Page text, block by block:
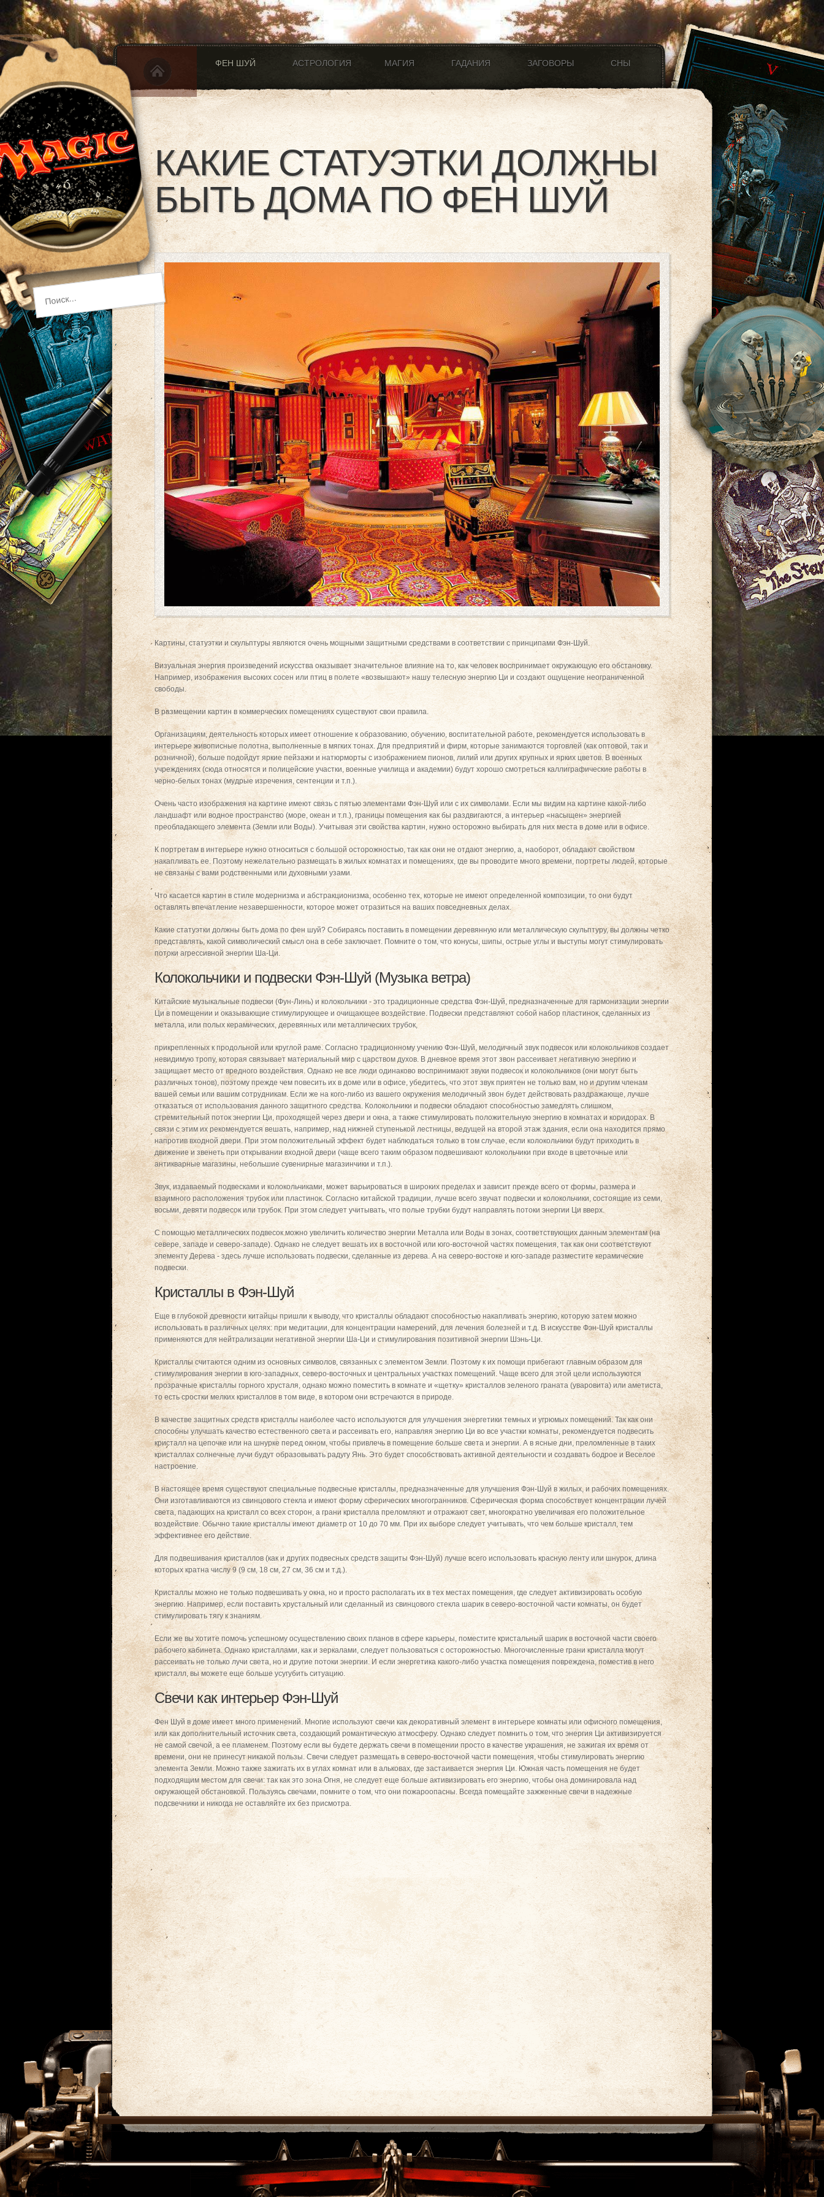
ФЕН ШУЙ АСТРОЛОГИЯ МАГИЯ ГАДАНИЯ ЗАГОВОРЫ СНЫ
КАКИЕ СТАТУЭТКИ ДОЛЖНЫ
БЫТЬ ДОМА ПО ФЕН ШУЙ
Картины, статуэтки и скульптуры являются очень мощными защитными средствами в соответствии с принципами Фэн-Шуй.
Визуальная энергия произведений искусства оказывает значительное влияние на то, как человек воспринимает окружающую его обстановку.
Например, изображения высоких сосен или птиц в полете «возвышают» нашу телесную энергию Ци и создают ощущение неограниченной
свободы.
В размещении картин в коммерческих помещениях существуют свои правила.
Организациям, деятельность которых имеет отношение к образованию, обучению, воспитательной работе, рекомендуется использовать в
интерьере живописные полотна, выполненные в мягких тонах. Для предприятий и фирм, которые занимаются торговлей (как оптовой, так и
розничной), больше подойдут яркие пейзажи и натюрморты с изображением пионов, лилий или других крупных и ярких цветов. В военных
учреждениях (сюда относятся и полицейские участки, военные училища и академии) будут хорошо смотреться каллиграфические работы в
черно-белых тонах (мудрые изречения, сентенции и т.п.).
Очень часто изображения на картине имеют связь с пятью элементами Фэн-Шуй или с их символами. Если мы видим на картине какой-либо
ландшафт или водное пространство (море, океан и т.п.), границы помещения как бы раздвигаются, а интерьер «насыщен» энергией
преобладающего элемента (Земли или Воды). Учитывая эти свойства картин, нужно осторожно выбирать для них места в доме или в офисе.
К портретам в интерьере нужно относиться с большой осторожностью, так как они не отдают энергию, а, наоборот, обладают свойством
накапливать ее. Поэтому нежелательно размещать в жилых комнатах и помещениях, где вы проводите много времени, портреты людей, которые
не связаны с вами родственными или духовными узами.
Что касается картин в стиле модернизма и абстракционизма, особенно тех, которые не имеют определенной композиции, то они будут
оставлять впечатление незавершенности, которое может отразиться на ваших повседневных делах.
Какие статуэтки должны быть дома по фен шуй? Собираясь поставить в помещении деревянную или металлическую скульптуру, вы должны четко
представлять, какой символический смысл она в себе заключает. Помните о том, что конусы, шипы, острые углы и выступы могут стимулировать
потоки агрессивной энергии Ша-Ци.
Колокольчики и подвески Фэн-Шуй (Музыка ветра)
Китайские музыкальные подвески (Фун-Линь) и колокольчики - это традиционные средства Фэн-Шуй, предназначенные для гармонизации энергии
Ци в помещении и оказывающие стимулирующее и очищающее воздействие. Подвески представляют собой набор пластинок, сделанных из
металла, или полых керамических, деревянных или металлических трубок,
прикрепленных к продольной или круглой раме. Согласно традиционному учению Фэн-Шуй, мелодичный звук подвесок или колокольчиков создает
невидимую тропу, которая связывает материальный мир с царством духов. В дневное время этот звон рассеивает негативную энергию и
защищает место от вредного воздействия. Однако не все люди одинаково воспринимают звуки подвесок и колокольчиков (они могут быть
различных тонов), поэтому прежде чем повесить их в доме или в офисе, убедитесь, что этот звук приятен не только вам, но и другим членам
вашей семьи или вашим сотрудникам. Если же на кого-либо из вашего окружения мелодичный звон будет действовать раздражающе, лучше
отказаться от использования данного защитного средства. Колокольчики и подвески обладают способностью замедлять слишком,
стремительный поток энергии Ци, проходящей через двери и окна, а также стимулировать положительную энергию в комнатах и коридорах. В
связи с этим их рекомендуется вешать, например, над нижней ступенькой лестницы, ведущей на второй этаж здания, если она находится прямо
напротив входной двери. При этом положительный эффект будет наблюдаться только в том случае, если колокольчики будут приходить в
движение и звенеть при открывании входной двери (чаще всего таким образом подвешивают колокольчики при входе в цветочные или
антикварные магазины, небольшие сувенирные магазинчики и т.п.).
Звук, издаваемый подвесками и колокольчиками, может варьироваться в широких пределах и зависит прежде всего от формы, размера и
взаимного расположения трубок или пластинок. Согласно китайской традиции, лучше всего звучат подвески и колокольчики, состоящие из семи,
восьми, девяти подвесок или трубок. При этом следует учитывать, что полые трубки будут направлять потоки энергии Ци вверх.
С помощью металлических подвесок можно увеличить количество энергии Металла или Воды в зонах, соответствующих данным элементам (на
севере, западе и северо-западе). Однако не следует вешать их в восточной или юго-восточной частях помещения, так как они соответствуют
элементу Дерева - здесь лучше использовать подвески, сделанные из дерева. А на северо-востоке и юго-западе разместите керамические
подвески.
Кристаллы в Фэн-Шуй
Еще в глубокой древности китайцы пришли к выводу, что кристаллы обладают способностью накапливать энергию, которую затем можно
использовать в различных целях: при медитации, для концентрации намерений, для лечения болезней и т.д. В искусстве Фэн-Шуй кристаллы
применяются для нейтрализации негативной энергии Ша-Ци и стимулирования позитивной энергии Шэнь-Ци.
Кристаллы считаются одним из основных символов, связанных с элементом Земли. Поэтому к их помощи прибегают главным образом для
стимулирования энергии в юго-западных, северо-восточных и центральных участках помещений. Чаще всего для этой цели используются
прозрачные кристаллы горного хрусталя, однако можно поместить в комнате и «щетку» кристаллов зеленого граната (уваровита) или аметиста,
то есть сростки мелких кристаллов в том виде, в котором они встречаются в природе.
В качестве защитных средств кристаллы наиболее часто используются для улучшения энергетики темных и угрюмых помещений. Так как они
способны улучшать качество естественного света и рассеивать его, направляя энергию Ци во все участки комнаты, рекомендуется подвесить
кристалл на цепочке или на шнурке перед окном, чтобы привлечь в помещение больше света и энергии. А в ясные дни, преломленные в таких
кристаллах солнечные лучи будут образовывать радугу Янь. Это будет способствовать активной деятельности и создавать бодрое и Веселое
настроение.
В настоящее время существуют специальные подвесные кристаллы, предназначенные для улучшения Фэн-Шуй в жилых, и рабочих помещениях.
Они изготавливаются из свинцового стекла и имеют форму сферических многогранников. Сферическая форма способствует концентрации лучей
света, падающих на кристалл со всех сторон, а грани кристалла преломляют и отражают свет, многократно увеличивая его положительное
воздействие. Обычно такие кристаллы имеют диаметр от 10 до 70 мм. При их выборе следует учитывать, что чем больше кристалл, тем
эффективнее его действие.
Для подвешивания кристаллов (как и других подвесных средств защиты Фэн-Шуй) лучше всего использовать красную ленту или шнурок, длина
которых кратна числу 9 (9 см, 18 см, 27 см, 36 см и т.д.).
Кристаллы можно не только подвешивать у окна, но и просто располагать их в тех местах помещения, где следует активизировать особую
энергию. Например, если поставить хрустальный или сделанный из свинцового стекла шарик в северо-восточной части комнаты, он будет
стимулировать тягу к знаниям.
Если же вы хотите помочь успешному осуществлению своих планов в сфере карьеры, поместите кристальный шарик в восточной части своего
рабочего кабинета. Однако кристаллами, как и зеркалами, следует пользоваться с осторожностью. Многочисленные грани кристалла могут
рассеивать не только лучи света, но и другие потоки энергии. И если энергетика какого-либо участка помещения повреждена, поместив в него
кристалл, вы можете еще больше усугубить ситуацию.
Свечи как интерьер Фэн-Шуй
Фен Шуй в доме имеет много применений. Многие используют свечи как декоративный элемент в интерьере комнаты или офисного помещения,
или как дополнительный источник света, создающий романтическую атмосферу. Однако следует помнить о том, что энергия Ци активизируется
не самой свечой, а ее пламенем. Поэтому если вы будете держать свечи в помещении просто в качестве украшения, не зажигая их время от
времени, они не принесут никакой пользы. Свечи следует размещать в северо-восточной части помещения, чтобы стимулировать энергию
элемента Земли. Можно также зажигать их в углах комнат или в альковах, где застаивается энергия Ци. Южная часть помещения не будет
подходящим местом для свечи: так как это зона Огня, не следует еще больше активизировать его энергию, чтобы она доминировала над
окружающей обстановкой. Пользуясь свечами, помните о том, что они пожароопасны. Всегда помещайте зажженные свечи в надежные
подсвечники и никогда не оставляйте их без присмотра.